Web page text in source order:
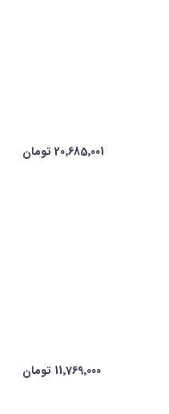
20٬685٬001 تومان
11٬769٬000 تومان